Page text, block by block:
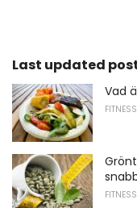
Last updated
Vad
FITNESS
FITNESS